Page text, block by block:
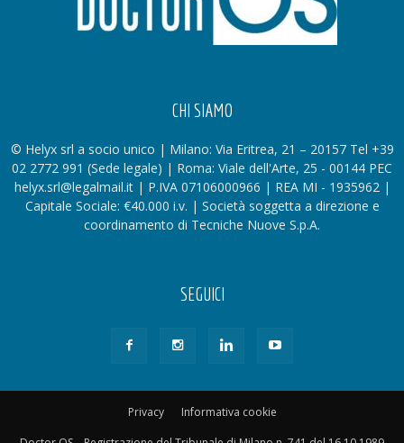
CHI SIAMO
© Helyx srl a socio unico | Milano: Via Eritrea, 21 – 20157 Tel +39
02 2772 991 (Sede legale) | Roma: Viale dell'Arte, 25 - 00144 PEC
helyx.srl@legalmail.it | P.IVA 07106000966 | REA MI - 1935962 |
Capitale Sociale: €40.000 i.v. | Società soggetta a direzione e
coordinamento di Tecniche Nuove S.p.A.
SEGUICI
Privacy
Informativa cookie